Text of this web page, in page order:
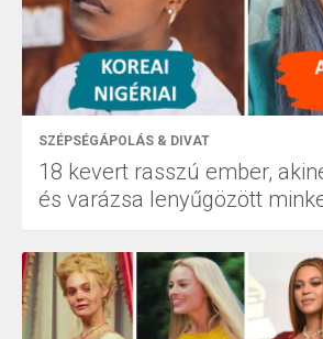
SZÉPSÉGÁPOLÁS & DIVAT
18 kevert rasszú ember,
és varázsa lenyűgözött